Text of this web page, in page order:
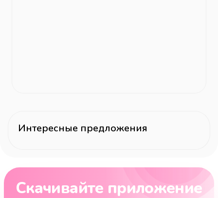
Интересные предложения
Скачивайте приложение